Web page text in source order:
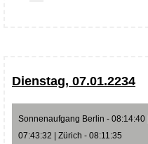
Dienstag, 07.01.2234
Sonnenaufgang Berlin -
07:43:32 | Zürich - 08:11:35